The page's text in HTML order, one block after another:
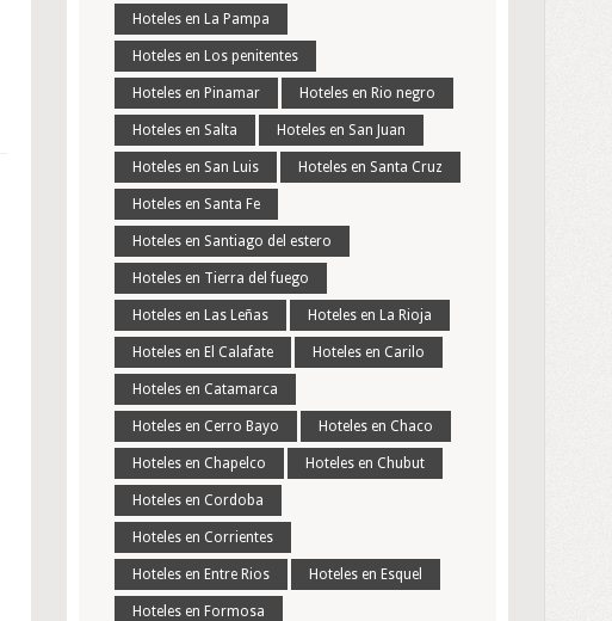
Hoteles en La Pampa
Hoteles en Los penitentes
Hoteles en Pinamar Hoteles en Rio negro
Hoteles en Salta Hoteles en San Juan
Hoteles en San Luis Hoteles en Santa Cruz
Hoteles en Santa Fe
Hoteles en Santiago del estero
Hoteles en Tierra del fuego
Hoteles en Las Leñas Hoteles en La Rioja
Hoteles en El Calafate Hoteles en Carilo
Hoteles en Catamarca
Hoteles en Cerro Bayo Hoteles en Chaco
Hoteles en Chapelco Hoteles en Chubut
Hoteles en Cordoba
Hoteles en Corrientes
Hoteles en Entre Rios Hoteles en Esquel
Hoteles en Formosa